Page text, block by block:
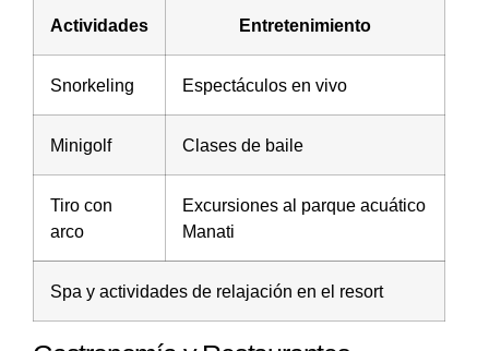
Actividades Entretenimiento
Snorkeling Espectáculos en vivo
Minigolf Clases de baile
Tiro con
arco
Excursiones al parque acuático
Manati
Spa y actividades de relajación en el resort